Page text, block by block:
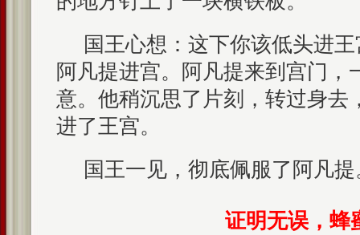
国王心想：这下你该低头进
阿凡提进宫。阿凡提来到宫门，
意。他稍沉思了片刻，转过身去
进了王宫。
国王一见，彻底佩服了阿凡提
证明无误，蜂